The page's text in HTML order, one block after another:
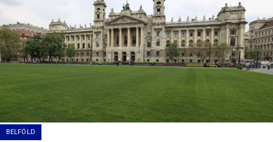
BELFÖLD